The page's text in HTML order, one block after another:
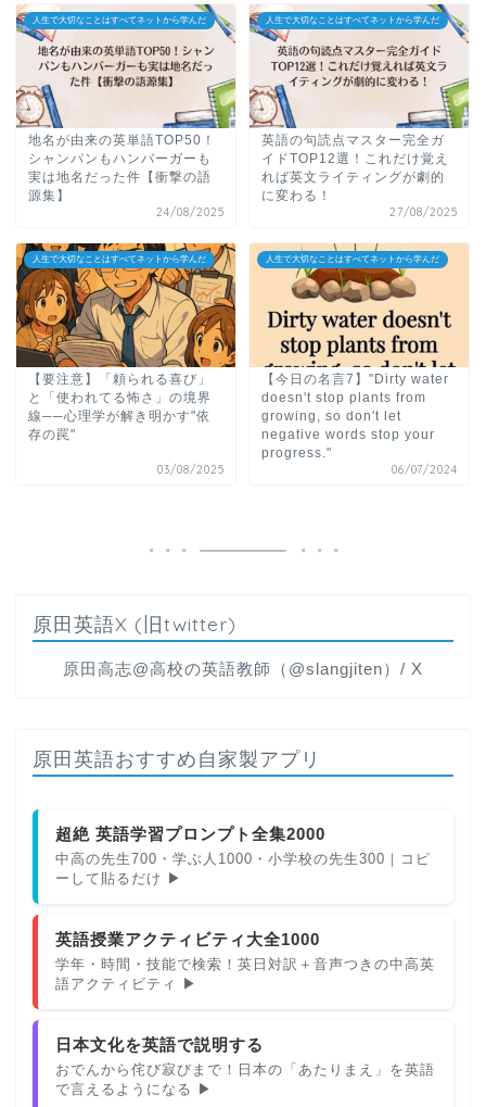
人生で大切なことはすべてネットから学んだ
地名が由来の英単語TOP50！
シャンパンもハンバーガーも
実は地名だった件【衝撃の語
源集】
24/08/2025
人生で大切なことはすべてネットから学んだ
英語の句読点マスター完全ガ
イドTOP12選！これだけ覚え
れば英文ライティングが劇的
に変わる！
27/08/2025
人生で大切なことはすべてネットから学んだ
【要注意】「頼られる喜び」
と「使われてる怖さ」の境界
線──心理学が解き明かす"依
存の罠"
03/08/2025
人生で大切なことはすべてネットから学んだ
【今日の名言7】"Dirty water
doesn't stop plants from
growing, so don't let
negative words stop your
progress."
06/07/2024
原田英語X (旧twitter)
原田高志@高校の英語教師（@slangjiten）/ X
原田英語おすすめ自家製アプリ
超絶 英語学習プロンプト全集2000
中高の先生700・学ぶ人1000・小学校の先生300｜コピ
ーして貼るだけ ▶
英語授業アクティビティ大全1000
学年・時間・技能で検索！英日対訳＋音声つきの中高英
語アクティビティ ▶
日本文化を英語で説明する
おでんから侘び寂びまで！日本の「あたりまえ」を英語
で言えるようになる ▶